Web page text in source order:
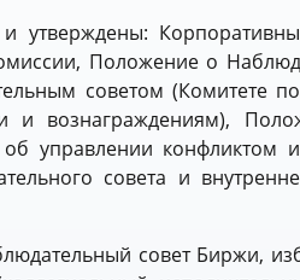
утверждены:
Положение о
советом (Комитете
и вознаграждениям),
управлении конфликтом
совета и
совет Биржи,